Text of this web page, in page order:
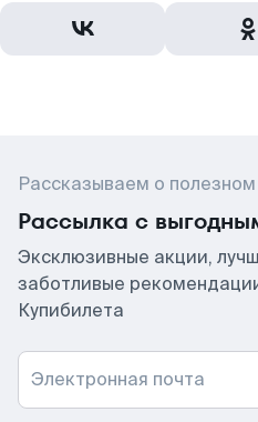
Рассказываем о
Рассылка с
Эксклюзивные акции,
заботливые
Купибилета
Электронная почта